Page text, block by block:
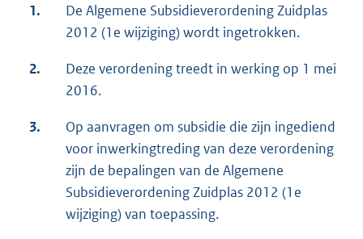
1.
De Algemene Subsidieverordening Zuidplas
2012 (1e wijziging) wordt ingetrokken.
2.
Deze verordening treedt in werking op 1 mei
2016.
3.
Op aanvragen om subsidie die zijn ingediend
voor inwerkingtreding van deze verordening
zijn de bepalingen van de Algemene
Subsidieverordening Zuidplas 2012 (1e
wijziging) van toepassing.